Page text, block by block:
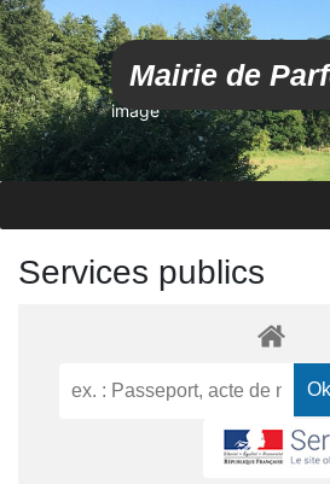
Mairie de
image
Services publics